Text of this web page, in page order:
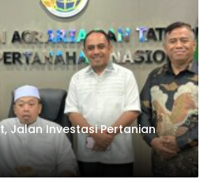
Jalan Investasi Pertanian